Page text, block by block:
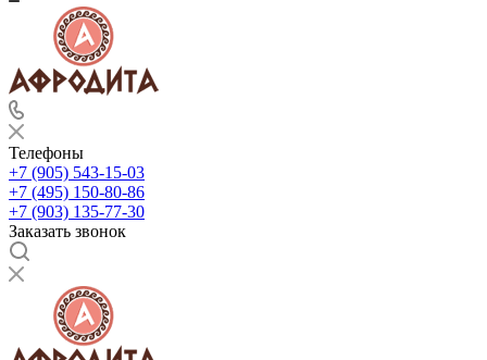
Телефоны
+7 (905) 543-15-03
+7 (495) 150-80-86
+7 (903) 135-77-30
Заказать звонок